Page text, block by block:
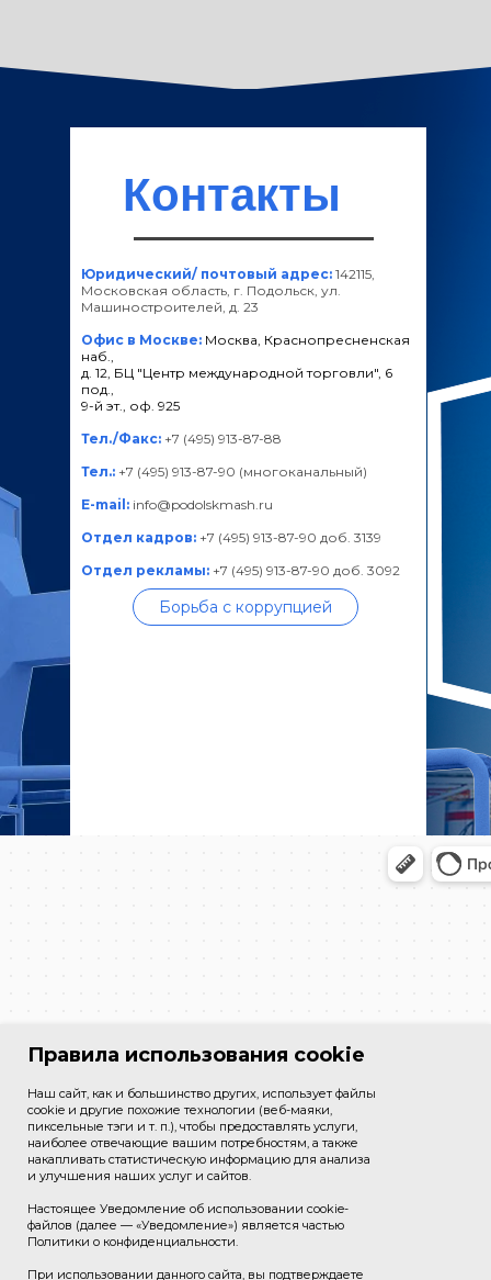
Контакты
Юридический/ почтовый адрес: 142115,
Московская область, г. Подольск, ул.
Машиностроителей, д. 23
Офис в Москве: Москва, Краснопресненская
наб.,
д. 12, БЦ "Центр международной торговли", 6
под.,
9-й эт., оф. 925
Тел./Факс: +7 (495) 913-87-88
Тел.: +7 (495) 913-87-90 (многоканальный)
E-mail: info@podolskmash.ru
Отдел кадров: +7 (495) 913-87-90 доб. 3139
Отдел рекламы: +7 (495) 913-87-90 доб. 3092
Борьба с коррупцией
Правила использования cookie
Наш сайт, как и большинство других, использует файлы
cookie и другие похожие технологии (веб-маяки,
пиксельные тэги и т. п.), чтобы предоставлять услуги,
наиболее отвечающие вашим потребностям, а также
накапливать статистическую информацию для анализа
и улучшения наших услуг и сайтов.
Настоящее Уведомление об использовании cookie-
файлов (далее — «Уведомление») является частью
Политики о конфиденциальности.
При использовании данного сайта, вы подтверждаете